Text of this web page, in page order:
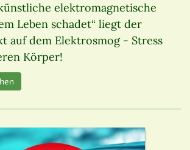
elektromagnetische
Leben schadet“ liegt der
auf dem Elektrosmog - Stress
Körper!